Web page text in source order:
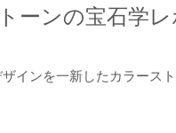
ーンの宝石学
インを一新したカラース